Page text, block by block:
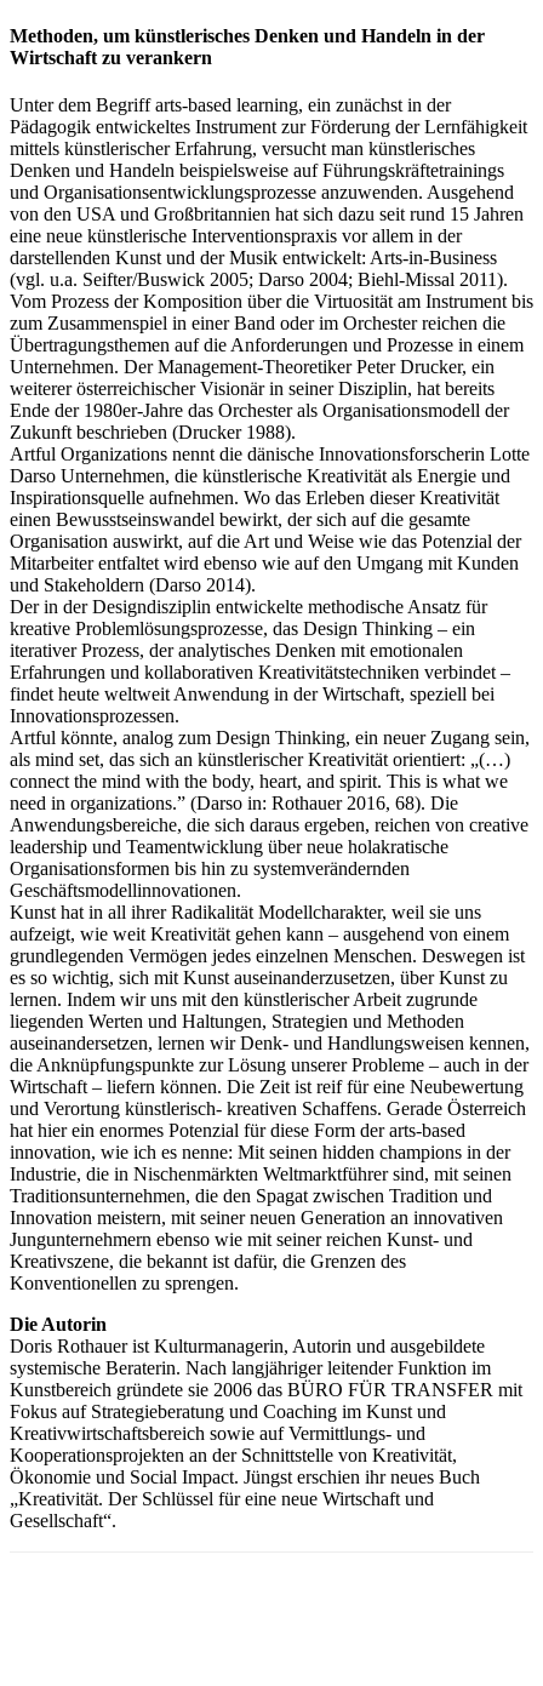
Methoden, um künstlerisches Denken und Handeln in der
Wirtschaft zu verankern
Unter dem Begriff arts-based learning, ein zunächst in der
Pädagogik entwickeltes Instrument zur Förderung der Lernfähigkeit
mittels künstlerischer Erfahrung, versucht man künstlerisches
Denken und Handeln beispielsweise auf Führungskräftetrainings
und Organisationsentwicklungsprozesse anzuwenden. Ausgehend
von den USA und Großbritannien hat sich dazu seit rund 15 Jahren
eine neue künstlerische Interventionspraxis vor allem in der
darstellenden Kunst und der Musik entwickelt: Arts-in-Business
(vgl. u.a. Seifter/Buswick 2005; Darso 2004; Biehl-Missal 2011).
Vom Prozess der Komposition über die Virtuosität am Instrument bis
zum Zusammenspiel in einer Band oder im Orchester reichen die
Übertragungsthemen auf die Anforderungen und Prozesse in einem
Unternehmen. Der Management-Theoretiker Peter Drucker, ein
weiterer österreichischer Visionär in seiner Disziplin, hat bereits
Ende der 1980er-Jahre das Orchester als Organisationsmodell der
Zukunft beschrieben (Drucker 1988).
Artful Organizations nennt die dänische Innovationsforscherin Lotte
Darso Unternehmen, die künstlerische Kreativität als Energie und
Inspirationsquelle aufnehmen. Wo das Erleben dieser Kreativität
einen Bewusstseinswandel bewirkt, der sich auf die gesamte
Organisation auswirkt, auf die Art und Weise wie das Potenzial der
Mitarbeiter entfaltet wird ebenso wie auf den Umgang mit Kunden
und Stakeholdern (Darso 2014).
Der in der Designdisziplin entwickelte methodische Ansatz für
kreative Problemlösungsprozesse, das Design Thinking – ein
iterativer Prozess, der analytisches Denken mit emotionalen
Erfahrungen und kollaborativen Kreativitätstechniken verbindet –
findet heute weltweit Anwendung in der Wirtschaft, speziell bei
Innovationsprozessen.
Artful könnte, analog zum Design Thinking, ein neuer Zugang sein,
als mind set, das sich an künstlerischer Kreativität orientiert: „(…)
connect the mind with the body, heart, and spirit. This is what we
need in organizations.” (Darso in: Rothauer 2016, 68). Die
Anwendungsbereiche, die sich daraus ergeben, reichen von creative
leadership und Teamentwicklung über neue holakratische
Organisationsformen bis hin zu systemverändernden
Geschäftsmodellinnovationen.
Kunst hat in all ihrer Radikalität Modellcharakter, weil sie uns
aufzeigt, wie weit Kreativität gehen kann – ausgehend von einem
grundlegenden Vermögen jedes einzelnen Menschen. Deswegen ist
es so wichtig, sich mit Kunst auseinanderzusetzen, über Kunst zu
lernen. Indem wir uns mit den künstlerischer Arbeit zugrunde
liegenden Werten und Haltungen, Strategien und Methoden
auseinandersetzen, lernen wir Denk- und Handlungsweisen kennen,
die Anknüpfungspunkte zur Lösung unserer Probleme – auch in der
Wirtschaft – liefern können. Die Zeit ist reif für eine Neubewertung
und Verortung künstlerisch- kreativen Schaffens. Gerade Österreich
hat hier ein enormes Potenzial für diese Form der arts-based
innovation, wie ich es nenne: Mit seinen hidden champions in der
Industrie, die in Nischenmärkten Weltmarktführer sind, mit seinen
Traditionsunternehmen, die den Spagat zwischen Tradition und
Innovation meistern, mit seiner neuen Generation an innovativen
Jungunternehmern ebenso wie mit seiner reichen Kunst- und
Kreativszene, die bekannt ist dafür, die Grenzen des
Konventionellen zu sprengen.
Die Autorin
Doris Rothauer ist Kulturmanagerin, Autorin und ausgebildete
systemische Beraterin. Nach langjähriger leitender Funktion im
Kunstbereich gründete sie 2006 das BÜRO FÜR TRANSFER mit
Fokus auf Strategieberatung und Coaching im Kunst und
Kreativwirtschaftsbereich sowie auf Vermittlungs- und
Kooperationsprojekten an der Schnittstelle von Kreativität,
Ökonomie und Social Impact. Jüngst erschien ihr neues Buch
„Kreativität. Der Schlüssel für eine neue Wirtschaft und
Gesellschaft“.